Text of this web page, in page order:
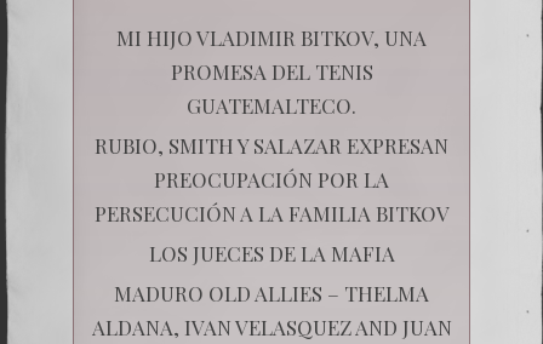
MI HIJO VLADIMIR BITKOV, UNA
PROMESA DEL TENIS
GUATEMALTECO.
RUBIO, SMITH Y SALAZAR EXPRESAN
PREOCUPACIÓN POR LA
PERSECUCIÓN A LA FAMILIA BITKOV
LOS JUECES DE LA MAFIA
MADURO OLD ALLIES – THELMA
ALDANA, IVAN VELASQUEZ AND JUAN